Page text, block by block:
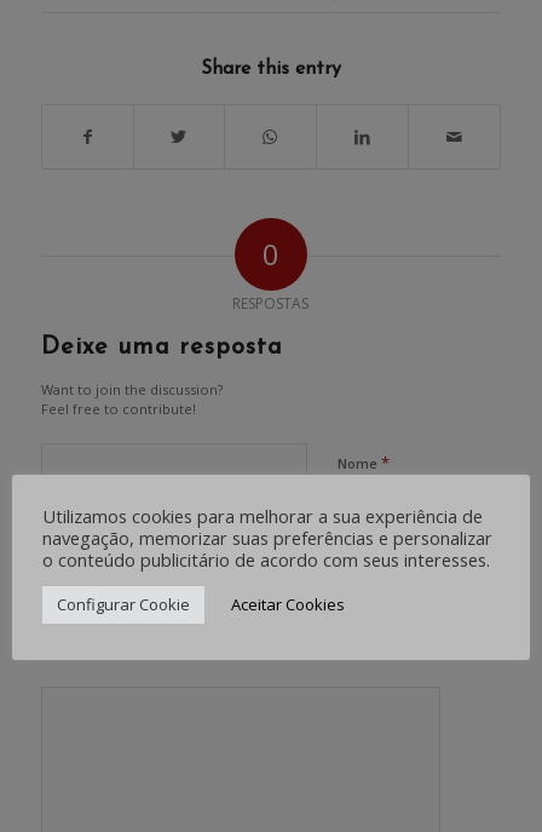
Share this entry
0
RESPOSTAS
Deixe uma resposta
Want to join the discussion?
Feel free to contribute!
Nome *
E-mail*
Utilizamos cookies para melhorar a sua experiência de
navegação, memorizar suas preferências e personalizar
o conteúdo publicitário de acordo com seus interesses.
Configurar Cookie Aceitar Cookies